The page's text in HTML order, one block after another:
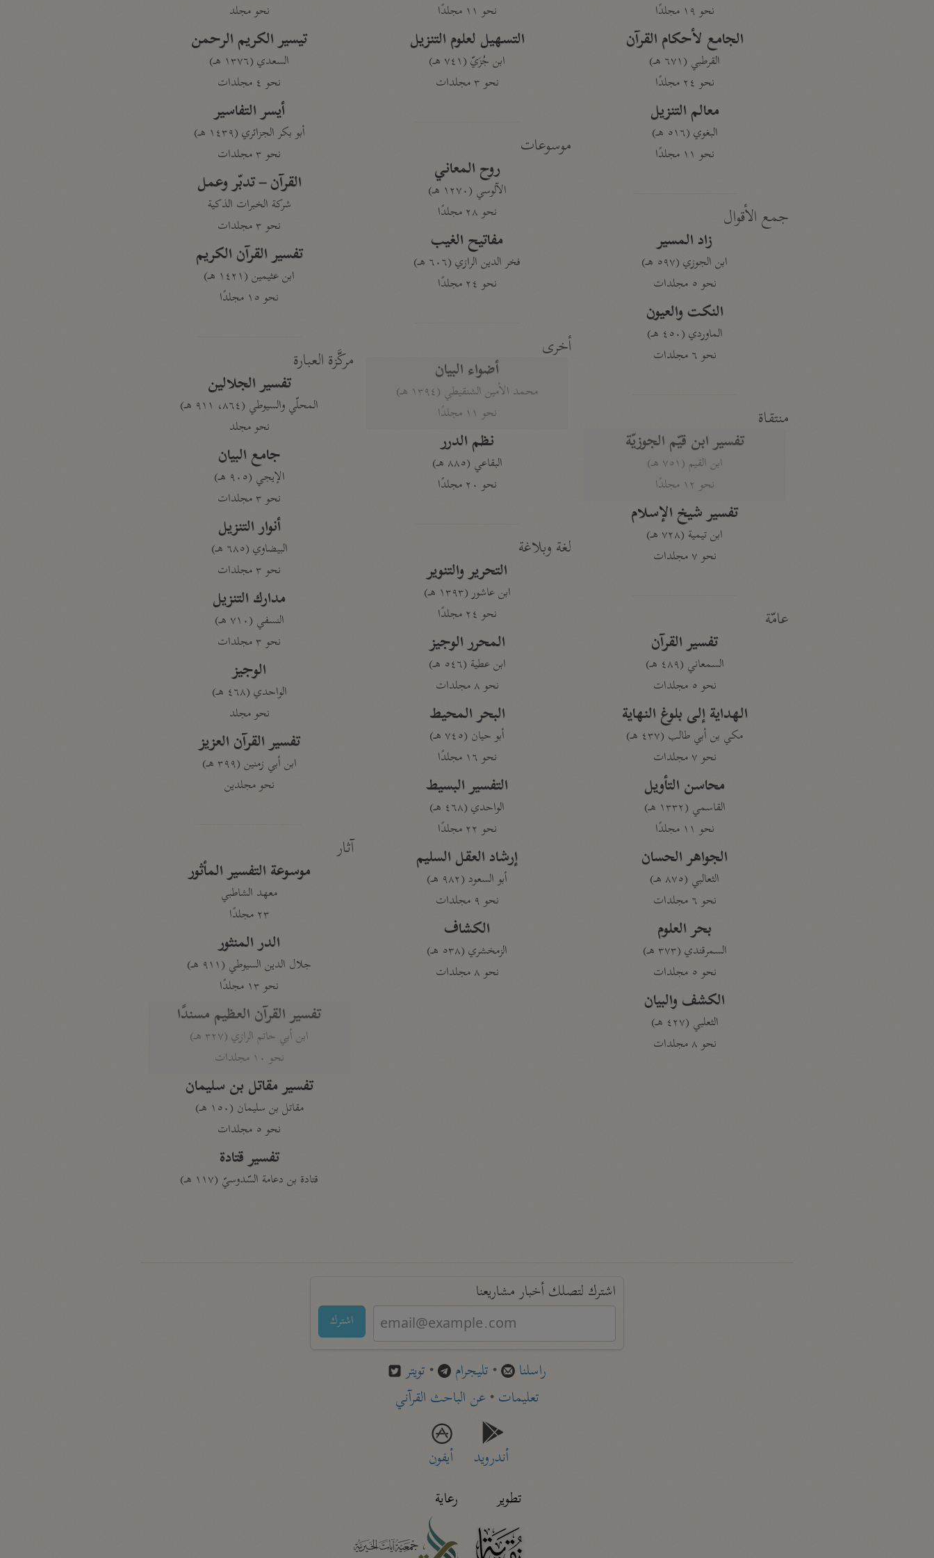
نحو ١٩ مجلدًا
الجامع لأحكام القرآن
القرطبي (٦٧١ هـ)
نحو ٢٤ مجلدًا
معالم التنزيل
البغوي (٥١٦ هـ)
نحو ١١ مجلدًا
جمع الأقوال
زاد المسير
ابن الجوزي (٥٩٧ هـ)
نحو ٥ مجلدات
النكت والعيون
الماوردي (٤٥٠ هـ)
نحو ٦ مجلدات
منتقاة
تفسير ابن قيّم الجوزيّة
ابن القيم (٧٥١ هـ)
نحو ١٢ مجلدًا
تفسير شيخ الإسلام
ابن تيمية (٧٢٨ هـ)
نحو ٧ مجلدات
عامّة
تفسير القرآن
السمعاني (٤٨٩ هـ)
نحو ٥ مجلدات
الهداية إلى بلوغ النهاية
مكي بن أبي طالب (٤٣٧ هـ)
نحو ٧ مجلدات
محاسن التأويل
القاسمي (١٣٣٢ هـ)
نحو ١١ مجلدًا
الجواهر الحسان
الثعالبي (٨٧٥ هـ)
نحو ٦ مجلدات
بحر العلوم
السمرقندي (٣٧٣ هـ)
نحو ٥ مجلدات
الكشف والبيان
الثعلبي (٤٢٧ هـ)
نحو ٨ مجلدات
نحو ١١ مجلدًا
التسهيل لعلوم التنزيل
ابن جُزَيّ (٧٤١ هـ)
نحو ٣ مجلدات
موسوعات
روح المعاني
الآلوسي (١٢٧٠ هـ)
نحو ٢٨ مجلدًا
مفاتيح الغيب
فخر الدين الرازي (٦٠٦ هـ)
نحو ٢٤ مجلدًا
أخرى
أضواء البيان
محمد الأمين الشنقيطي (١٣٩٤ هـ)
نحو ١١ مجلدًا
نظم الدرر
البقاعي (٨٨٥ هـ)
نحو ٢٠ مجلدًا
لغة وبلاغة
التحرير والتنوير
ابن عاشور (١٣٩٣ هـ)
نحو ٢٤ مجلدًا
المحرر الوجيز
ابن عطية (٥٤٦ هـ)
نحو ٨ مجلدات
البحر المحيط
أبو حيان (٧٤٥ هـ)
نحو ١٦ مجلدًا
التفسير البسيط
الواحدي (٤٦٨ هـ)
نحو ٢٢ مجلدًا
إرشاد العقل السليم
أبو السعود (٩٨٢ هـ)
نحو ٩ مجلدات
الكشاف
الزمخشري (٥٣٨ هـ)
نحو ٨ مجلدات
نحو مجلد
تيسير الكريم الرحمن
السعدي (١٣٧٦ هـ)
نحو ٤ مجلدات
أيسر التفاسير
أبو بكر الجزائري (١٤٣٩ هـ)
نحو ٣ مجلدات
القرآن – تدبّر وعمل
شركة الخبرات الذكية
نحو ٣ مجلدات
تفسير القرآن الكريم
ابن عثيمين (١٤٢١ هـ)
نحو ١٥ مجلدًا
مركَّزة العبارة
تفسير الجلالين
المحلّي والسيوطي (٨٦٤، ٩١١ هـ)
نحو مجلد
جامع البيان
الإيجي (٩٠٥ هـ)
نحو ٣ مجلدات
أنوار التنزيل
البيضاوي (٦٨٥ هـ)
نحو ٣ مجلدات
مدارك التنزيل
النسفي (٧١٠ هـ)
نحو ٣ مجلدات
الوجيز
الواحدي (٤٦٨ هـ)
نحو مجلد
تفسير القرآن العزيز
ابن أبي زمنين (٣٩٩ هـ)
نحو مجلدين
آثار
موسوعة التفسير المأثور
معهد الشاطبي
٢٣ مجلدًا
الدر المنثور
جلال الدين السيوطي (٩١١ هـ)
نحو ١٣ مجلدًا
تفسير القرآن العظيم مسندًا
ابن أبي حاتم الرازي (٣٢٧ هـ)
نحو ١٠ مجلدات
تفسير مقاتل بن سليمان
مقاتل بن سليمان (١٥٠ هـ)
نحو ٥ مجلدات
تفسير قتادة
قتادة بن دعامة السّدوسيّ (١١٧ هـ)
اشترك لتصلك أخبار مشاريعنا
اشترك
راسلنا • تليجرام • تويتر
تعليمات• عن الباحث القرآني
أندرويد
أيفون
تطوير
رعاية